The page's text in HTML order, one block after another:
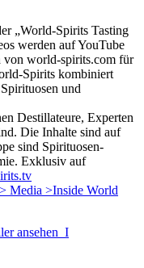
„World-Spirits Tasting
werden auf YouTube
von world-spirits.com für
Spirits kombiniert
und
Destillateure, Experten
Die Inhalte sind auf
sind Spirituosen-
Exklusiv auf
> Media >Inside World
ansehen I